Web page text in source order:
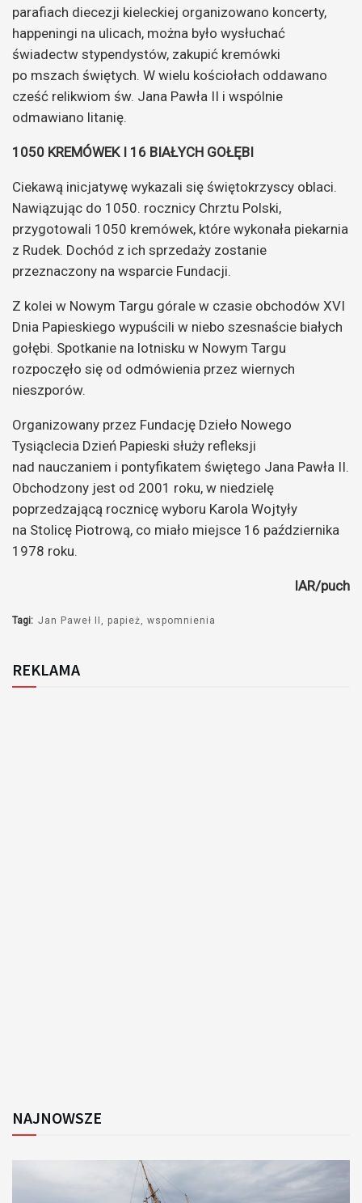
parafiach diecezji kieleckiej organizowano koncerty,
happeningi na ulicach, można było wysłuchać
świadectw stypendystów, zakupić kremówki
po mszach świętych. W wielu kościołach oddawano
cześć relikwiom św. Jana Pawła II i wspólnie
odmawiano litanię.
1050 KREMÓWEK I 16 BIAŁYCH GOŁĘBI
Ciekawą inicjatywę wykazali się świętokrzyscy oblaci.
Nawiązując do 1050. rocznicy Chrztu Polski,
przygotowali 1050 kremówek, które wykonała piekarnia
z Rudek. Dochód z ich sprzedaży zostanie
przeznaczony na wsparcie Fundacji.
Z kolei w Nowym Targu górale w czasie obchodów XVI
Dnia Papieskiego wypuścili w niebo szesnaście białych
gołębi. Spotkanie na lotnisku w Nowym Targu
rozpoczęło się od odmówienia przez wiernych
nieszporów.
Organizowany przez Fundację Dzieło Nowego
Tysiąclecia Dzień Papieski służy refleksji
nad nauczaniem i pontyfikatem świętego Jana Pawła II.
Obchodzony jest od 2001 roku, w niedzielę
poprzedzającą rocznicę wyboru Karola Wojtyły
na Stolicę Piotrową, co miało miejsce 16 października
1978 roku.
IAR/puch
Tagi: Jan Paweł II papież wspomnienia
REKLAMA
NAJNOWSZE